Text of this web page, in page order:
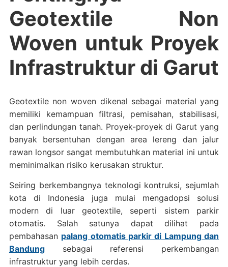
Geotextile Non
Woven untuk Proyek
Infrastruktur di Garut
Geotextile non woven dikenal sebagai material yang
memiliki kemampuan filtrasi, pemisahan, stabilisasi,
dan perlindungan tanah. Proyek-proyek di Garut yang
banyak bersentuhan dengan area lereng dan jalur
rawan longsor sangat membutuhkan material ini untuk
meminimalkan risiko kerusakan struktur.
Seiring berkembangnya teknologi kontruksi, sejumlah
kota di Indonesia juga mulai mengadopsi solusi
modern di luar geotextile, seperti sistem parkir
otomatis. Salah satunya dapat dilihat pada
pembahasan palang otomatis parkir di Lampung dan
Bandungsebagai referensi perkembangan
infrastruktur yang lebih cerdas.